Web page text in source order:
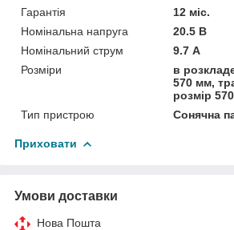
Гарантія
12 міс.
Номінальна напруга
20.5 В
Номінальний струм
9.7 А
Розміри
в
570 мм,
розмір
Тип пристрою
Сонячна
Приховати
Умови доставки
Нова Пошта